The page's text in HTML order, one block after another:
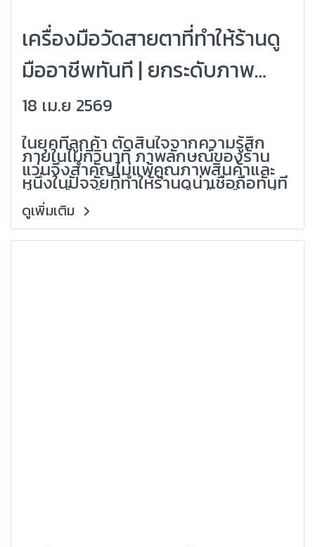
เครื่องมือวัดสายตาที่ทำให้ร้านดู
มืออาชีพทันที | ยกระดับภาพ
ลักษณ์และความน่าเชื่อถือ
(Grandlondon Optical)
18 เม.ย 2569
ในยุคที่ลูกค้า ตัดสินใจจากความรู้สึก
ภายในไม่กี่วินาที ภาพลักษณ์ของร้าน
แว่นจึงสำคัญไม่แพ้คุณภาพสินค้าและ
หนึ่งในปัจจัยที่ทำให้ร้านดูน่าเชื่อถือทันที
คือ เครื่องมือวัดสายตาที่ดูเป็นมืออาชีพ
เพราะลูกค้าอาจไม่รู้รายละเอียดเชิง
เทคนิคแต่ มองออก ว่าร้านไหนดูจริงจัง
และได้มาตรฐานจากประสบการณ์ของ
ดูเพิ่มเติม